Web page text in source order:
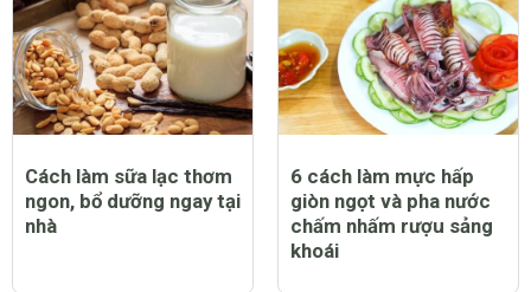
Cách làm sữa lạc thơm
ngon, bổ dưỡng ngay tại
nhà
6 cách làm mực hấp
giòn ngọt và pha nước
chấm nhấm rượu sảng
khoái